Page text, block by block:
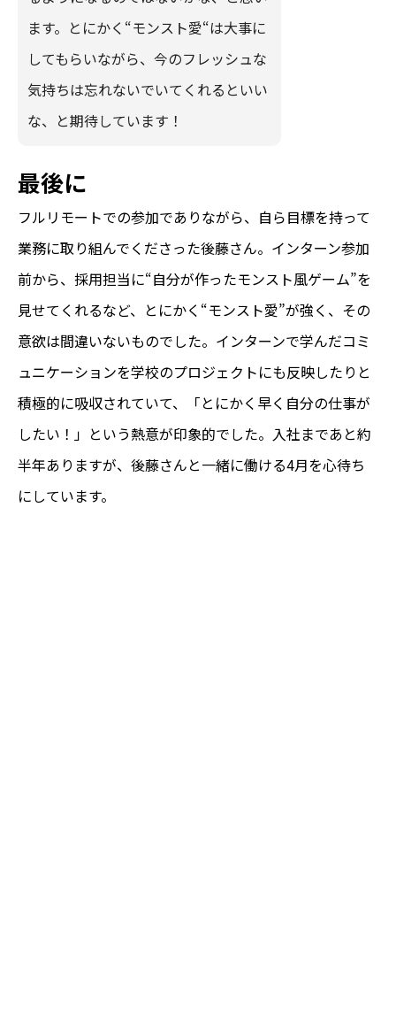
ます。とにかく“モンスト愛“は大事に
してもらいながら、今のフレッシュな
気持ちは忘れないでいてくれるといい
な、と期待しています！
最後に
フルリモートでの参加でありながら、自ら目標を持って
業務に取り組んでくださった後藤さん。インターン参加
前から、採用担当に“自分が作ったモンスト風ゲーム”を
見せてくれるなど、とにかく“モンスト愛”が強く、その
意欲は間違いないものでした。インターンで学んだコミ
ュニケーションを学校のプロジェクトにも反映したりと
積極的に吸収されていて、「とにかく早く自分の仕事が
したい！」という熱意が印象的でした。入社まであと約
半年ありますが、後藤さんと一緒に働ける4月を心待ち
にしています。